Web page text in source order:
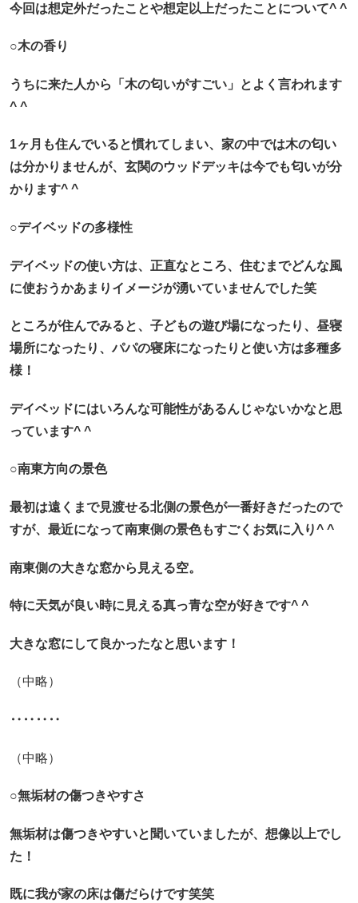
今回は想定外だったことや想定以上だったことについて^ ^
○木の香り
うちに来た人から「木の匂いがすごい」
とよく言われます
^ ^
1ヶ月も住んでいると慣れてしまい、家の中では木の匂い
は分かりませんが、玄関のウッドデッキは今でも匂いが分
かります^ ^
○デイベッドの多様性
デイベッドの使い方は、正直なところ、住むまでどんな風
に使おうかあまりイメージが湧いていませんでした笑
ところが住んでみると、子どもの遊び場になったり、昼寝
場所になったり、パパの寝床になったりと使い方は多種多
様！
デイベッドにはいろんな可能性があるんじゃないかなと思
っています^ ^
○南東方向の景色
最初は遠くまで見渡せる北側の景色が一番好きだったので
すが、最近になって南東側の景色もすごくお気に入り^ ^
南東側の大きな窓から見える空。
特に天気が良い時に見える真っ青な空が好きです^ ^
大きな窓にして良かったなと思います！
（中略）
‥‥‥‥
（中略）
○無垢材の傷つきやすさ
無垢材は傷つきやすいと聞いていましたが、想像以上でし
た！
既に我が家の床は傷だらけです笑笑